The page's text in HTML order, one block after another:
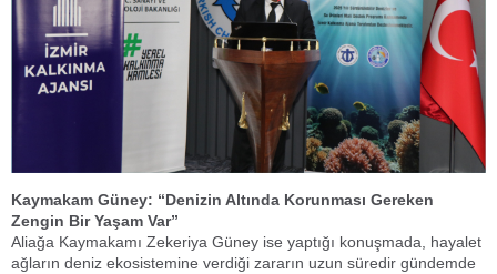
Kaymakam Güney: “Denizin Altında Korunması Gereken
Zengin Bir Yaşam Var”
Aliağa Kaymakamı Zekeriya Güney ise yaptığı konuşmada, hayalet
ağların deniz ekosistemine verdiği zararın uzun süredir gündemde